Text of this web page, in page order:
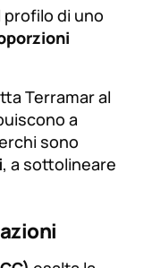
di uno
Terramar al
a
sono
, a sottolineare